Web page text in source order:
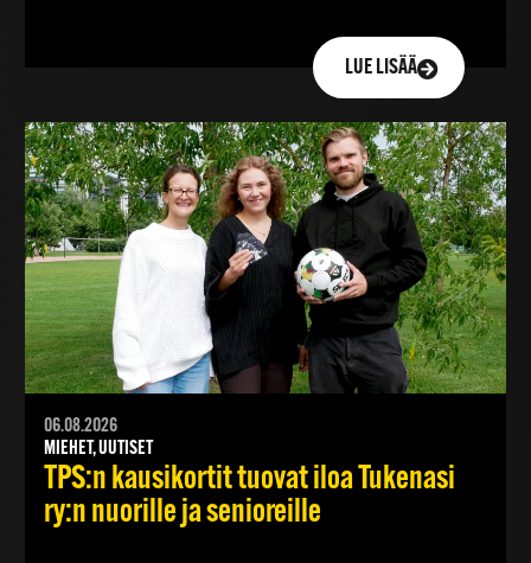
LUE LISÄÄ
06.08.2026
MIEHET, UUTISET
TPS:n kausikortit tuovat iloa Tukenasi
ry:n nuorille ja senioreille